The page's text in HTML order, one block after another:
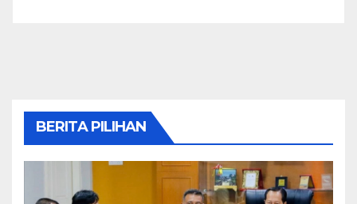
BERITA PILIHAN